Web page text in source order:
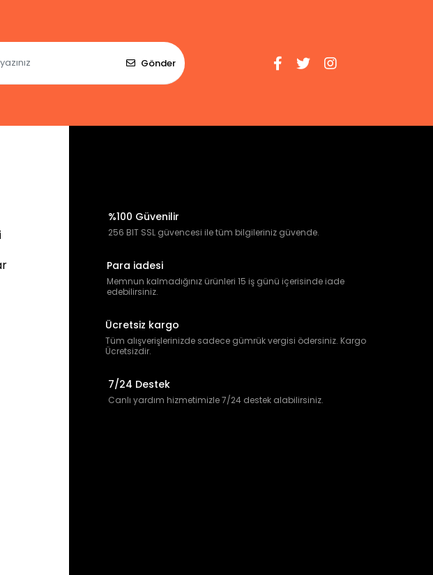
Gönder
%100 Güvenilir
256 BIT SSL güvencesi ile tüm bilgileriniz güvende.
Para iadesi
Memnun kalmadığınız ürünleri 15 iş günü içerisinde iade
edebilirsiniz.
Ücretsiz kargo
Tüm alışverişlerinizde sadece gümrük vergisi ödersiniz. Kargo
Ücretsizdir.
7/24 Destek
Canlı yardım hizmetimizle 7/24 destek alabilirsiniz.